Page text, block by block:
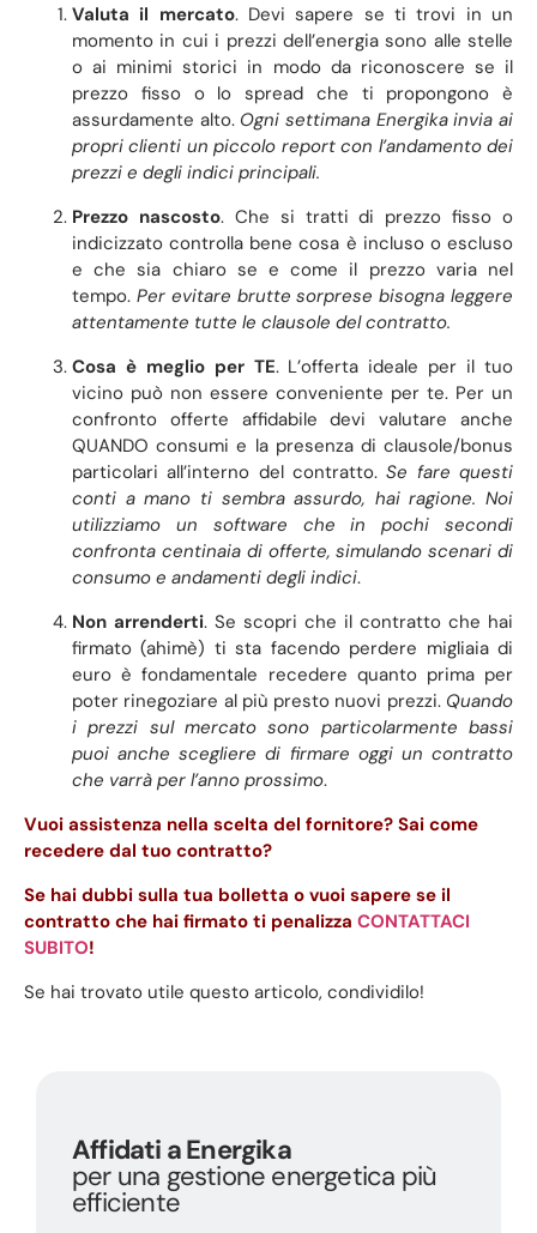
Valuta il mercato. Devi sapere se ti trovi in un
momento in cui i prezzi dell’energia sono alle stelle
o ai minimi storici in modo da riconoscere se il
prezzo fisso o lo spread che ti propongono è
assurdamente alto. Ogni settimana Energika invia ai
propri clienti un piccolo report con l’andamento dei
prezzi e degli indici principali.
Prezzo nascosto. Che si tratti di prezzo fisso o
indicizzato controlla bene cosa è incluso o escluso
e che sia chiaro se e come il prezzo varia nel
tempo. Per evitare brutte sorprese bisogna leggere
attentamente tutte le clausole del contratto.
Cosa è meglio per TE. L’offerta ideale per il tuo
vicino può non essere conveniente per te. Per un
confronto offerte affidabile devi valutare anche
QUANDO consumi e la presenza di clausole/bonus
particolari all’interno del contratto.Se fare questi
conti a mano ti sembra assurdo, hai ragione. Noi
utilizziamo un software che in pochi secondi
confronta centinaia di offerte, simulando scenari di
consumo e andamenti degli indici.
Non arrenderti. Se scopri che il contratto che hai
firmato (ahimè) ti sta facendo perdere migliaia di
euro è fondamentale recedere quanto prima per
poter rinegoziare al più presto nuovi prezzi. Quando
i prezzi sul mercato sono particolarmente bassi
puoi anche scegliere di firmare oggi un contratto
che varrà per l’anno prossimo.
Vuoi assistenza nella scelta del fornitore? Sai come
recedere dal tuo contratto?
Se hai dubbi sulla tua bolletta o vuoi sapere se il
contratto che hai firmato ti penalizza CONTATTACI
SUBITO!
Se hai trovato utile questo articolo, condividilo!
Affidati a Energika
per una gestione energetica più
efficiente